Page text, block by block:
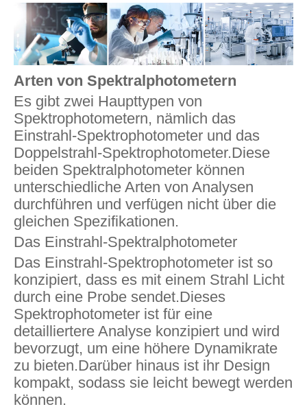
Arten von Spektralphotometern
Es gibt zwei Haupttypen von
Spektrophotometern, nämlich das
Einstrahl-Spektrophotometer und das
Doppelstrahl-Spektrophotometer.Diese
beiden Spektralphotometer können
unterschiedliche Arten von Analysen
durchführen und verfügen nicht über die
gleichen Spezifikationen.
Das Einstrahl-Spektralphotometer
Das Einstrahl-Spektrophotometer ist so
konzipiert, dass es mit einem Strahl Licht
durch eine Probe sendet.Dieses
Spektrophotometer ist für eine
detailliertere Analyse konzipiert und wird
bevorzugt, um eine höhere Dynamikrate
zu bieten.Darüber hinaus ist ihr Design
kompakt, sodass sie leicht bewegt werden
können.